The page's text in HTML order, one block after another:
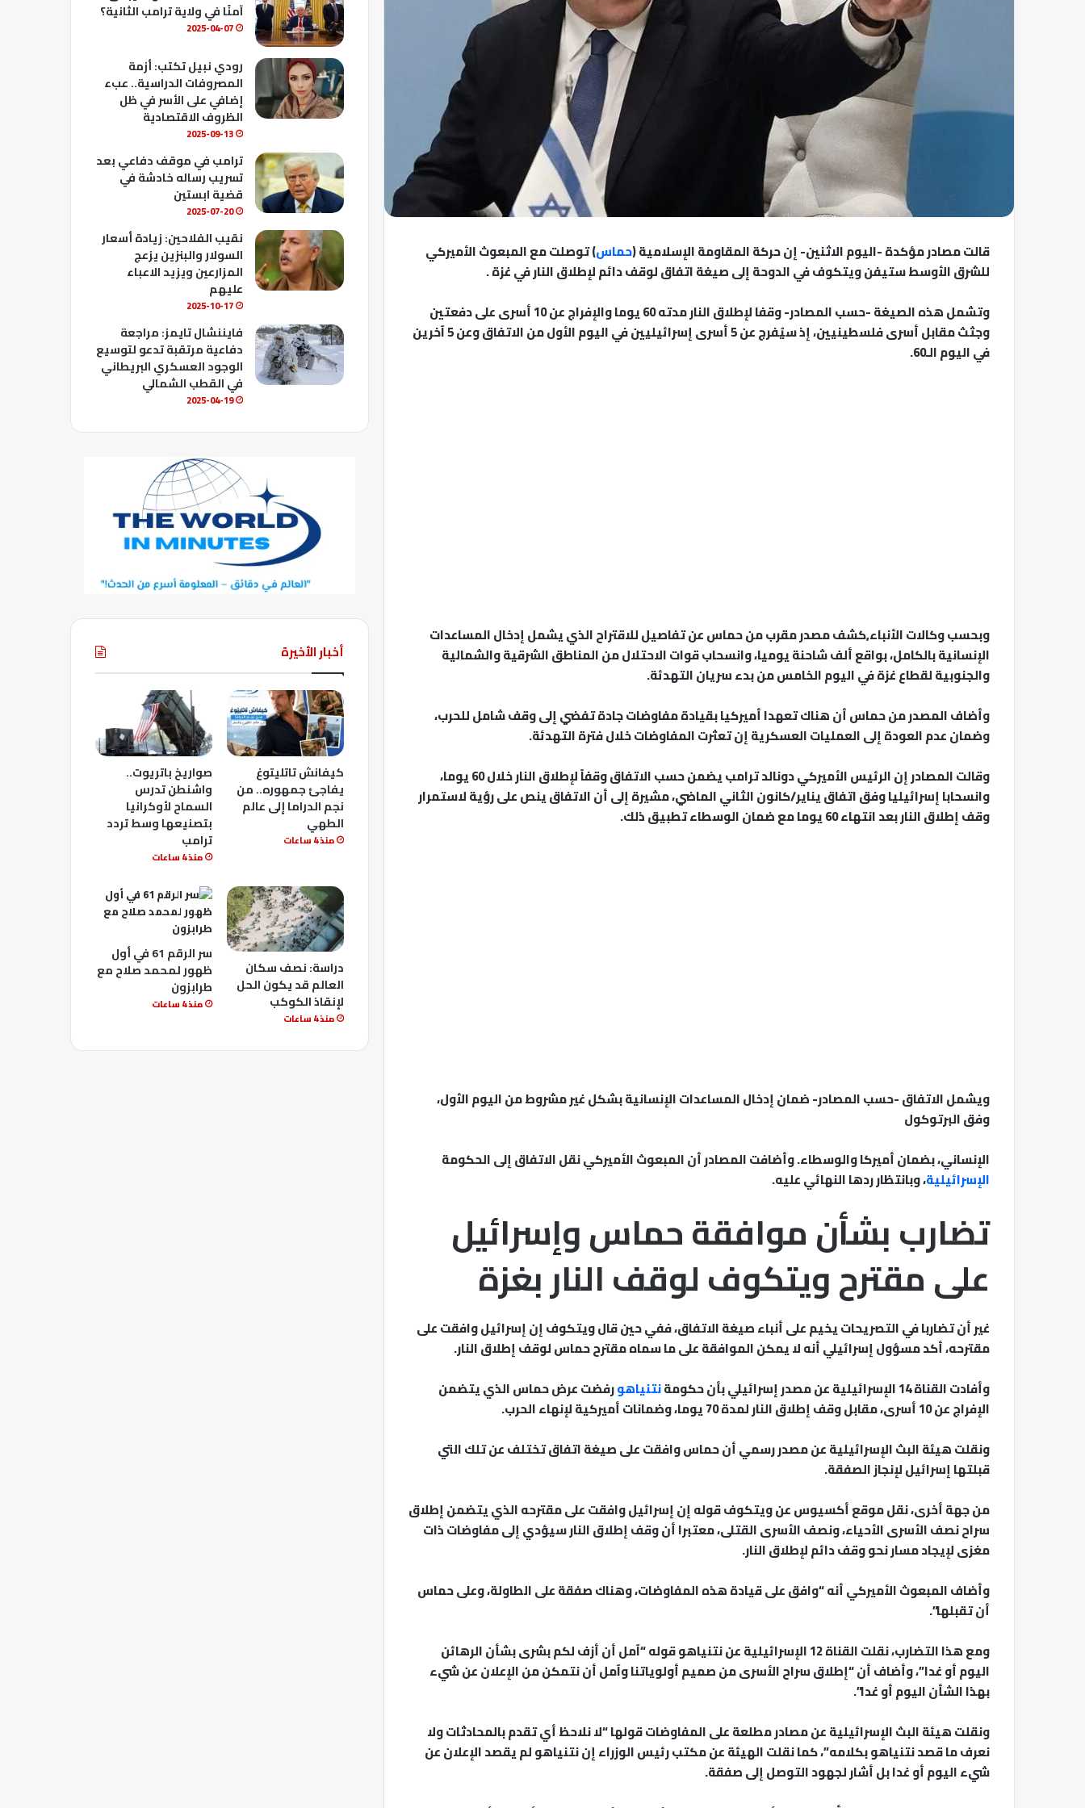
قالت مصادر مؤكدة -اليوم الاثنين- إن حركة المقاومة الإسلامية (حماس) توصلت مع المبعوث الأميركي
للشرق الأوسط ستيفن ويتكوف في الدوحة إلى صيغة اتفاق لوقف دائم لإطلاق النار في غزة .
وتشمل هذه الصيغة -حسب المصادر- وقفا لإطلاق النار مدته 60 يوما والإفراج عن 10 أسرى على دفعتين
وجثث مقابل أسرى فلسطينيين، إذ سيُفرج عن 5 أسرى إسرائيليين في اليوم الأول من الاتفاق وعن 5 آخرين
في اليوم الـ60.
وبحسب وكالات الأنباء,كشف مصدر مقرب من حماس عن تفاصيل للاقتراح الذي يشمل إدخال المساعدات
الإنسانية بالكامل، بواقع ألف شاحنة يوميا، وانسحاب قوات الاحتلال من المناطق الشرقية والشمالية
والجنوبية لقطاع غزة في اليوم الخامس من بدء سريان التهدئة.
وأضاف المصدر من حماس أن هناك تعهدا أميركيا بقيادة مفاوضات جادة تفضي إلى وقف شامل للحرب،
وضمان عدم العودة إلى العمليات العسكرية إن تعثرت المفاوضات خلال فترة التهدئة.
وقالت المصادر إن الرئيس الأميركي دونالد ترامب يضمن حسب الاتفاق وقفاً لإطلاق النار خلال 60 يوما،
وانسحابا إسرائيليا وفق اتفاق يناير/كانون الثاني الماضي، مشيرة إلى أن الاتفاق ينص على رؤية لاستمرار
وقف إطلاق النار بعد انتهاء 60 يوما مع ضمان الوسطاء تطبيق ذلك.
ويشمل الاتفاق -حسب المصادر- ضمان إدخال المساعدات الإنسانية بشكل غير مشروط من اليوم الأول،
وفق البرتوكول
الإنساني، بضمان أميركا والوسطاء. وأضافت المصادر أن المبعوث الأميركي نقل الاتفاق إلى الحكومة
الإسرائيلية، وبانتظار ردها النهائي عليه.
تضارب بشأن موافقة حماس وإسرائيل
على مقترح ويتكوف لوقف النار بغزة
غير أن تضاربا في التصريحات يخيم على أنباء صيغة الاتفاق، ففي حين قال ويتكوف إن إسرائيل وافقت على
مقترحه، أكد مسؤول إسرائيلي أنه لا يمكن الموافقة على ما سماه مقترح حماس لوقف إطلاق النار.
وأفادت القناة 14 الإسرائيلية عن مصدر إسرائيلي بأن حكومة
نتنياهورفضت عرض حماس الذي يتضمن
الإفراج عن 10 أسرى، مقابل وقف إطلاق النار لمدة 70 يوما، وضمانات أميركية لإنهاء الحرب.
ونقلت هيئة البث الإسرائيلية عن مصدر رسمي أن حماس وافقت على صيغة اتفاق تختلف عن تلك التي
قبلتها إسرائيل لإنجاز الصفقة.
من جهة أخرى، نقل موقع أكسيوس عن ويتكوف قوله إن إسرائيل وافقت على مقترحه الذي يتضمن إطلاق
سراح نصف الأسرى الأحياء، ونصف الأسرى القتلى، معتبرا أن وقف إطلاق النار سيؤدي إلى مفاوضات ذات
مغزى لإيجاد مسار نحو وقف دائم لإطلاق النار.
وأضاف المبعوث الأميركي أنه “وافق على قيادة هذه المفاوضات، وهناك صفقة على الطاولة، وعلى حماس
أن تقبلها”.
ومع هذا التضارب، نقلت القناة 12 الإسرائيلية عن نتنياهو قوله “آمل أن أزف لكم بشرى بشأن الرهائن
اليوم أو غدا”، وأضاف أن “إطلاق سراح الأسرى من صميم أولوياتنا وآمل أن نتمكن من الإعلان عن شيء
بهذا الشأن اليوم أو غدا”.
ونقلت هيئة البث الإسرائيلية عن مصادر مطلعة على المفاوضات قولها “لا نلاحظ أي تقدم بالمحادثات ولا
نعرف ما قصد نتنياهو بكلامه”، كما نقلت الهيئة عن مكتب رئيس الوزراء إن نتنياهو لم يقصد الإعلان عن
شيء اليوم أو غدا بل أشار لجهود التوصل إلى صفقة.
b
e
آمنًا في ولاية ترامب الثانية؟
2025-04-07
رودي نبيل تكتب: أزمة
المصروفات الدراسية.. عبء
إضافي على الأسر في ظل
الظروف الاقتصادية
2025-09-13
ترامب في موقف دفاعي بعد
تسريب رساله خادشة في
قضية ابستين
2025-07-20
نقيب الفلاحين: زيادة أسعار
السولار والبنزين يزعج
المزارعين ويزيد الاعباء
عليهم
2025-10-17
فايننشال تايمز: مراجعة
دفاعية مرتقبة تدعو لتوسيع
الوجود العسكري البريطاني
في القطب الشمالي
2025-04-19
أخبار الأخيرة
كيفانش تاتليتوغ
يفاجئ جمهوره.. من
نجم الدراما إلى عالم
الطهي
منذ 4 ساعات
صواريخ باتريوت..
واشنطن تدرس
السماح لأوكرانيا
بتصنيعها وسط تردد
ترامب
منذ 4 ساعات
دراسة: نصف سكان
العالم قد يكون الحل
لإنقاذ الكوكب
منذ 4 ساعات
سر الرقم 61 في أول
ظهور لمحمد صلاح مع
طرابزون
منذ 4 ساعات